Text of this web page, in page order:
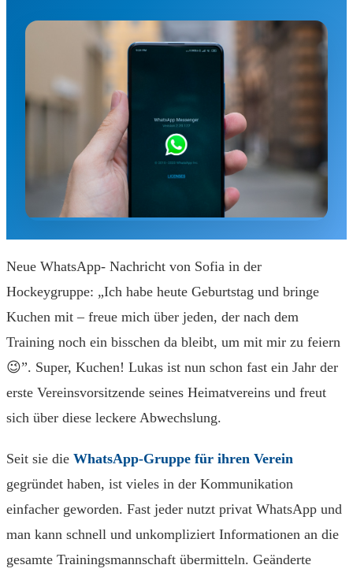
Neue WhatsApp- Nachricht von Sofia in der
Hockeygruppe: „Ich habe heute Geburtstag und bringe
Kuchen mit – freue mich über jeden, der nach dem
Training noch ein bisschen da bleibt, um mit mir zu feiern
😉”. Super, Kuchen! Lukas ist nun schon fast ein Jahr der
erste Vereinsvorsitzende seines Heimatvereins und freut
sich über diese leckere Abwechslung.
Seit sie die WhatsApp-Gruppe für ihren Verein
gegründet haben, ist vieles in der Kommunikation
einfacher geworden. Fast jeder nutzt privat WhatsApp und
man kann schnell und unkompliziert Informationen an die
gesamte Trainingsmannschaft übermitteln. Geänderte